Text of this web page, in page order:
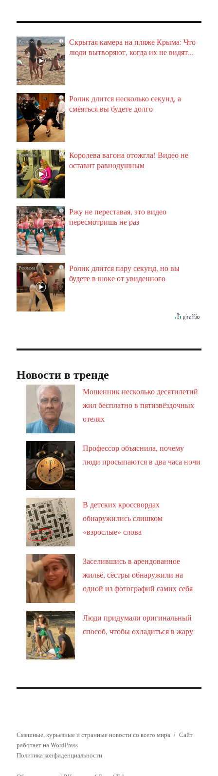
i
Скрытая камера на пляже Крыма: Что
люди вытворяют, когда их не видят...
i
Ролик длится несколько секунд, а
смеяться вы будете долго
i
Королева вагона отожгла! Видео не
оставит равнодушным
i
Ржу не переставая, это видео
пересмотришь не раз
i
Ролик длится пару секунд, но вы
будете в шоке от увиденного
Новости в тренде
Мошенник несколько десятилетий
жил бесплатно в пятизвёздочных
отелях
Профессор объяснила, почему
люди просыпаются в два часа ночи
В детских кроссвордах
обнаружились слишком
«взрослые» слова
Заселившись в арендованное
жильё, сёстры обнаружили на
одной из фотографий самих себя
Люди придумали оригинальный
способ, чтобы охладиться в жару
Смешные, курьезные и странные новости со всего мира
Сайт
работает на WordPress
Политика конфиденциальности